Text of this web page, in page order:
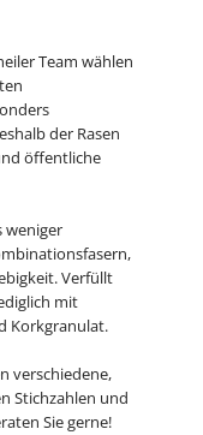
Team wählen
der Rasen
öffentliche
weniger
Verfüllt
mit
Korkgranulat.
verschiedene,
Stichzahlen und
Sie gerne!